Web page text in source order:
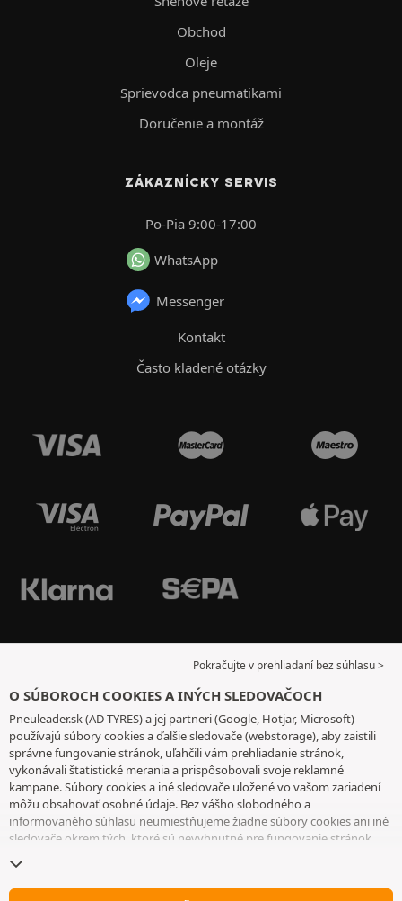
Obchod
Oleje
Sprievodca pneumatikami
Doručenie a montáž
ZÁKAZNÍCKY SERVIS
Po-Pia 9:00-17:00
WhatsApp
Messenger
Kontakt
Často kladené otázky
Pokračujte v prehliadaní bez súhlasu >
O SÚBOROCH COOKIES A INÝCH SLEDOVAČOCH
Pneuleader.sk (AD TYRES) a jej partneri (Google, Hotjar, Microsoft)
používajú súbory cookies a ďalšie sledovače (webstorage), aby zaistili
správne fungovanie stránok, uľahčili vám prehliadanie stránok,
vykonávali štatistické merania a prispôsobovali svoje reklamné
kampane. Súbory cookies a iné sledovače uložené vo vašom zariadení
môžu obsahovať osobné údaje. Bez vášho slobodného a
informovaného súhlasu neumiestňujeme žiadne súbory cookies ani iné
sledovače okrem tých, ktoré sú nevyhnutné pre fungovanie stránok.
odvolať tak, že prejdete na
rozhodnúť pokračovať v prehliadaní bez súhlasu s ukladaním súborov